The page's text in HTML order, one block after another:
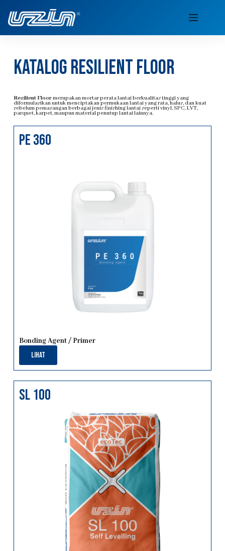
katalog resilient floor
Resilient Floormerupakan mortar perata lantai berkualitas tinggi yang
diformulasikan untuk menciptakan permukaan lantai yang rata, halus, dan kuat
sebelum pemasangan berbagai jenis finishing lantai seperti vinyl, SPC, LVT,
parquet, karpet, maupun material penutup lantai lainnya.
PE 360
Bonding Agent / Primer
Lihat
sl 100